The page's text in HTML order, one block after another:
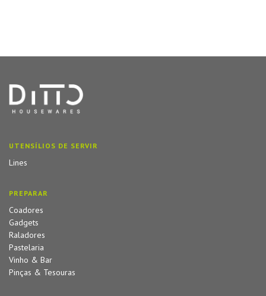
UTENSÍLIOS DE SERVIR
Lines
PREPARAR
Coadores
Gadgets
Raladores
Pastelaria
Vinho & Bar
Pinças & Tesouras